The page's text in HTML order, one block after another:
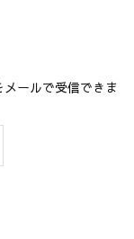
ールで受信できま